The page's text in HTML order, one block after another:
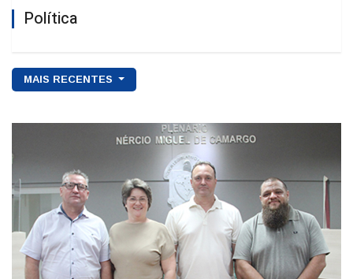
Política
MAIS RECENTES